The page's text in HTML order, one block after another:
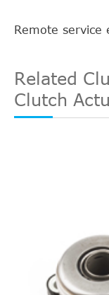
Remote service
Related
Clutch